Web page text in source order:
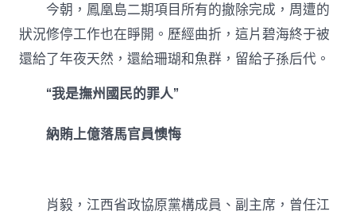
今朝，鳳凰島二期項目所有的撤除完成，周遭的
狀況修停工作也在睜開。歷經曲折，這片碧海終于被
還給了年夜天然，還給珊瑚和魚群，留給子孫后代。
“我是撫州國民的罪人”
納賄上億落馬官員懊悔
肖毅，江西省政協原黨構成員、副主席，曾任江